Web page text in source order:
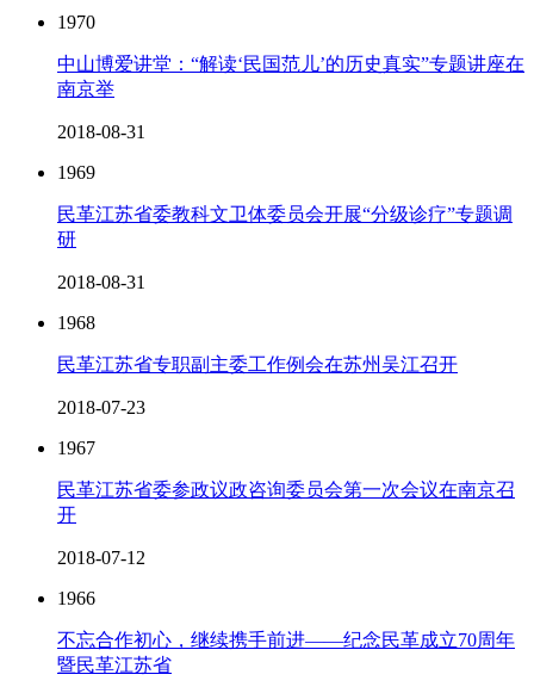
1970
中山博爱讲堂：“解读‘民国范儿’的历史真实”专题讲座在
南京举
2018-08-31
1969
民革江苏省委教科文卫体委员会开展“分级诊疗”专题调
研
2018-08-31
1968
民革江苏省专职副主委工作例会在苏州吴江召开
2018-07-23
1967
民革江苏省委参政议政咨询委员会第一次会议在南京召
开
2018-07-12
1966
不忘合作初心，继续携手前进――纪念民革成立70周年
暨民革江苏省